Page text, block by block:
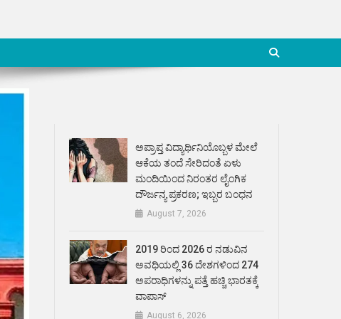
ಅಪ್ರಾಪ್ತ ವಿದ್ಯಾರ್ಥಿನಿಯೊಬ್ಬಳ ಮೇಲೆ
ಆಕೆಯ ತಂದೆ ಸೇರಿದಂತೆ ಏಳು
ಮಂದಿಯಿಂದ ನಿರಂತರ ಲೈಂಗಿಕ
ದೌರ್ಜನ್ಯ ಪ್ರಕರಣ; ಇಬ್ಬರ ಬಂಧನ
August 7, 2026
2019 ರಿಂದ 2026 ರ ನಡುವಿನ
ಅವಧಿಯಲ್ಲಿ 36 ದೇಶಗಳಿಂದ 274
ಅಪರಾಧಿಗಳನ್ನು ಪತ್ತೆ ಹಚ್ಚಿ ಭಾರತಕ್ಕೆ
ವಾಪಾಸ್
August 6, 2026